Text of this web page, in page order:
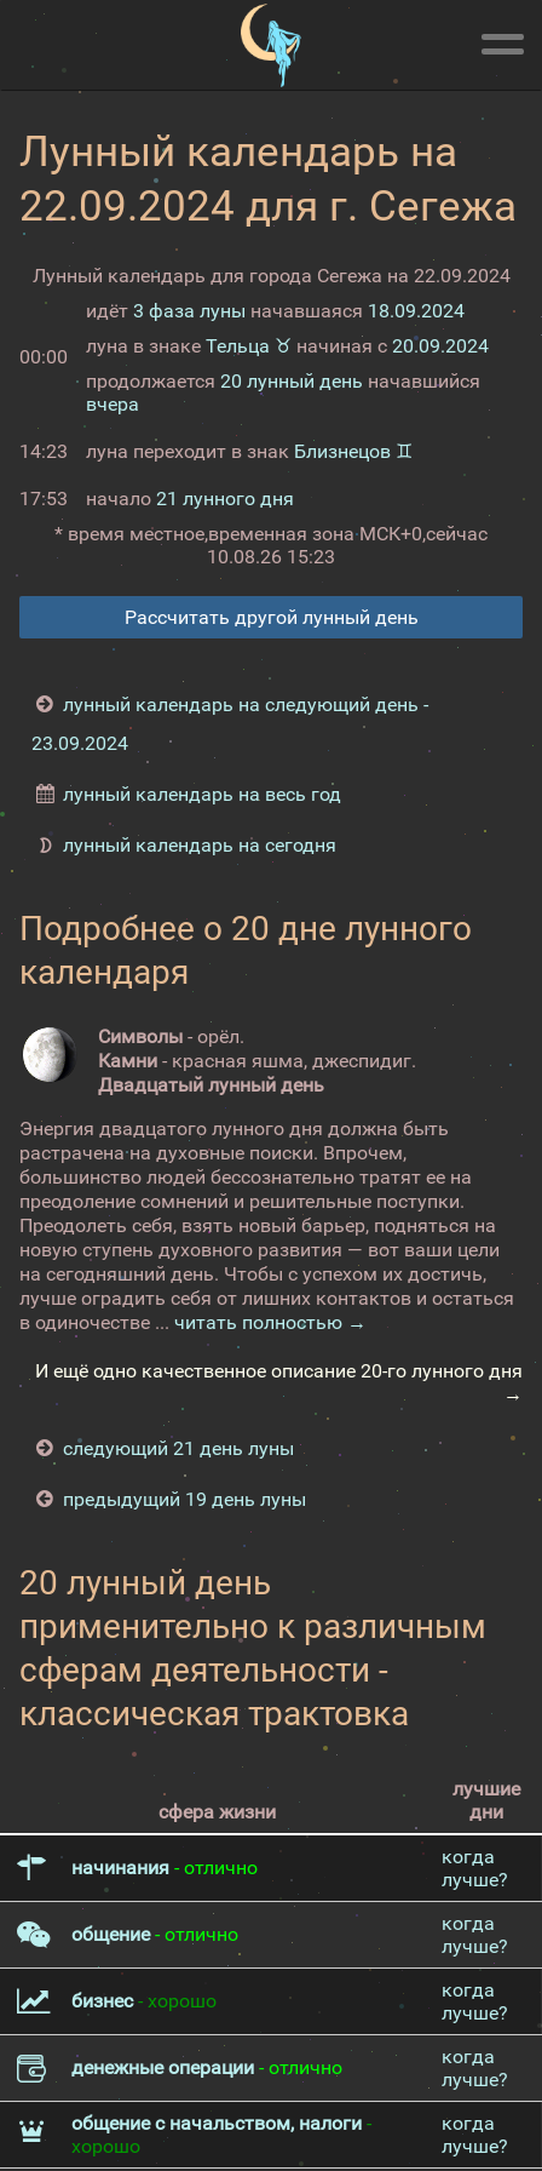
Лунный календарь на
22.09.2024 для г. Сегежа
Лунный календарь для города Сегежа на 22.09.2024
00:00
идёт 3 фаза луны начавшаяся 18.09.2024
луна в знаке Тельца ♉ начиная с 20.09.2024
продолжается 20 лунный день начавшийся
вчера
14:23 луна переходит в знак Близнецов ♊
17:53 начало 21 лунного дня
* время местное,временная зона МСК+0,сейчас
10.08.26 15:23
Рассчитать другой лунный день
лунный календарь на следующий день -
23.09.2024
лунный календарь на весь год
лунный календарь на сегодня
Подробнее о 20 дне лунного
календаря
Символы - орёл.
Камни - красная яшма, джеспидиг.
Двадцатый лунный день
Энергия двадцатого лунного дня должна быть
растрачена на духовные поиски. Впрочем,
большинство людей бессознательно тратят ее на
преодоление сомнений и решительные поступки.
Преодолеть себя, взять новый барьер, подняться на
новую ступень духовного развития — вот ваши цели
на сегодняшний день. Чтобы с успехом их достичь,
лучше оградить себя от лишних контактов и остаться
в одиночестве ... читать полностью →
И ещё одно качественное описание 20-го лунного дня
→
следующий 21 день луны
предыдущий 19 день луны
20 лунный день
применительно к различным
сферам деятельности -
классическая трактовка
сфера жизни
лучшие
дни
начинания - отлично
когда
лучше?
общение- отлично
когда
лучше?
бизнес- хорошо
когда
лучше?
денежные операции - отлично
когда
лучше?
общение с начальством, налоги -
хорошо
когда
лучше?